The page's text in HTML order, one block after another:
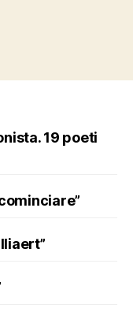
19 poeti